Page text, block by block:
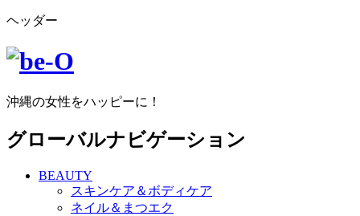
ヘッダー
沖縄の女性をハッピーに！
グローバルナビゲーション
BEAUTY
スキンケア＆ボディケア
ネイル＆まつエク